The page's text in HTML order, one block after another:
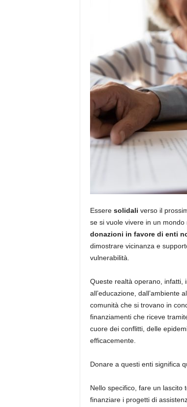
Essere solidali verso il
se si vuole vivere in un
donazioni in favore di enti
dimostrare vicinanza e
vulnerabilità.
Queste realtà operano, infatti,
all’educazione, dall’ambiente
comunità che si trovano in
finanziamenti che riceve
cuore dei conflitti, delle
efficacemente.
Donare a questi enti significa
Nello specifico, fare un lascito
finanziare i progetti di